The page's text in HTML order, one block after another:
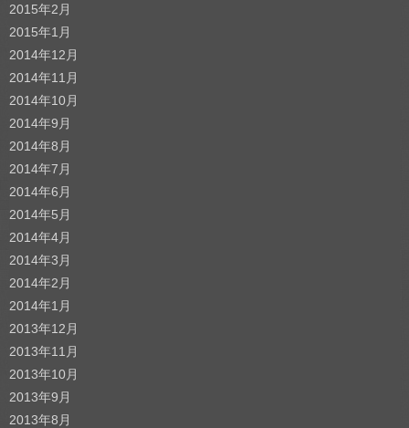
2015年2月
2015年1月
2014年12月
2014年11月
2014年10月
2014年9月
2014年8月
2014年7月
2014年6月
2014年5月
2014年4月
2014年3月
2014年2月
2014年1月
2013年12月
2013年11月
2013年10月
2013年9月
2013年8月